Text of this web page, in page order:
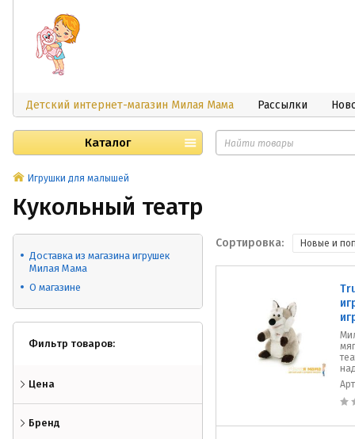
Детский интернет-магазин Милая Мама Рассылки
Каталог
Игрушки для малышей
Кукольный театр
Доставка из магазина игрушек
Милая Мама
О магазине
Фильтр товаров:
Цена
Бренд
Сортировка: Новые и